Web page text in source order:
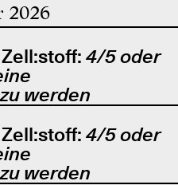
2026
4/5 oder
werden
4/5 oder
werden